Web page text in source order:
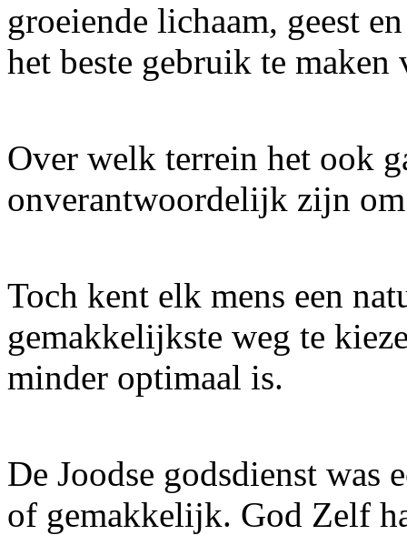
groeiende lichaam, geest
het beste gebruik te
Over welk terrein het ook
onverantwoordelijk zijn
Toch kent elk mens een
gemakkelijkste weg te
minder optimaal is.
De Joodse godsdienst was
of gemakkelijk. God Zelf